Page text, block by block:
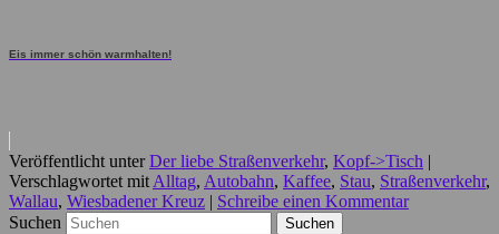
Eis immer schön warmhalten!
Veröffentlicht unter Der liebe Straßenverkehr, Kopf->Tisch |
Verschlagwortet mit Alltag, Autobahn, Kaffee, Stau, Straßenverkehr,
Wallau, Wiesbadener Kreuz | Schreibe einen Kommentar
Suchen